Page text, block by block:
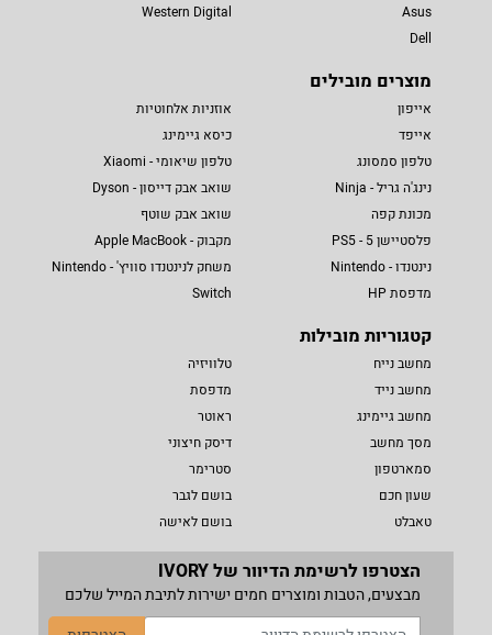
Asus
Dell
Western Digital
מוצרים מובילים
אייפון
אייפד
טלפון סמסונג
נינג'ה גריל - Ninja
מכונת קפה
פלסטיישן 5 - PS5
נינטנדו - Nintendo
מדפסת HP
אוזניות אלחוטיות
כיסא גיימינג
טלפון שיאומי - Xiaomi
שואב אבק דייסון - Dyson
שואב אבק שוטף
מקבוק - Apple MacBook
משחק לנינטנדו סוויץ' - Nintendo
Switch
קטגוריות מובילות
מחשב נייח
מחשב נייד
מחשב גיימינג
מסך מחשב
סמארטפון
שעון חכם
טאבלט
טלוויזיה
מדפסת
ראוטר
דיסק חיצוני
סטרימר
בושם לגבר
בושם לאישה
הצטרפו לרשימת הדיוור של IVORY
מבצעים, הטבות ומוצרים חמים ישירות לתיבת המייל שלכם